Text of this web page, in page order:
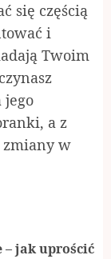
się częścią
i
Twoim
jego
a z
zmiany w
jak uprościć